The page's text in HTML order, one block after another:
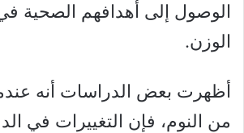
الوصول إلى أهدافهم الصحية
الوزن.
أظهرت بعض الدراسات أنه
من النوم، فإن التغييرات في